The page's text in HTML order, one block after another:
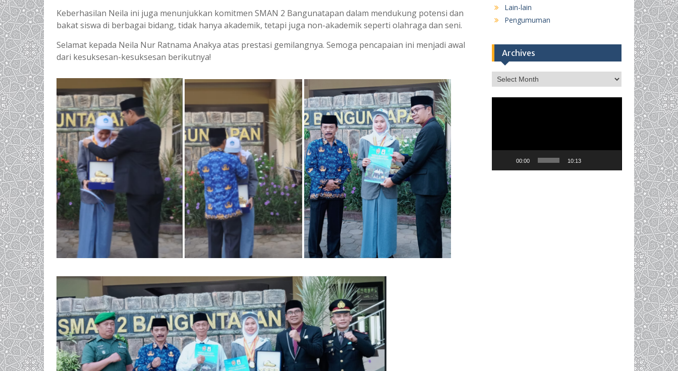
Keberhasilan Neila ini juga menunjukkan komitmen SMAN 2 Bangunatapan dalam mendukung potensi dan
bakat siswa di berbagai bidang, tidak hanya akademik, tetapi juga non-akademik seperti olahraga dan seni.
Selamat kepada Neila Nur Ratnama Anakya atas prestasi gemilangnya. Semoga pencapaian ini menjadi awal
dari kesuksesan-kesuksesan berikutnya!
Lain-lain
Pengumuman
Archives
Archives
00:00 10:13